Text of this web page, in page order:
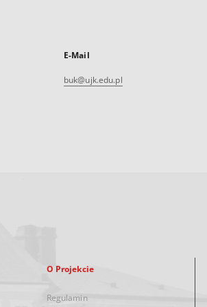
E-Mail
buk@ujk.edu.pl
O Projekcie
Regulamin